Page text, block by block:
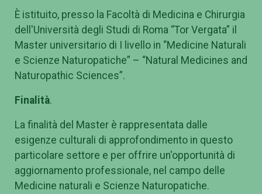
È istituito, presso la Facoltà di Medicina e Chirurgia
dell'Università degli Studi di Roma “Tor Vergata” il
Master universitario di I livello in “Medicine Naturali
e Scienze Naturopatiche” – “Natural Medicines and
Naturopathic Sciences”.
Finalità.
La finalità del Master è rappresentata dalle
esigenze culturali di approfondimento in questo
particolare settore e per offrire un'opportunità di
aggiornamento professionale, nel campo delle
Medicine naturali e Scienze Naturopatiche.